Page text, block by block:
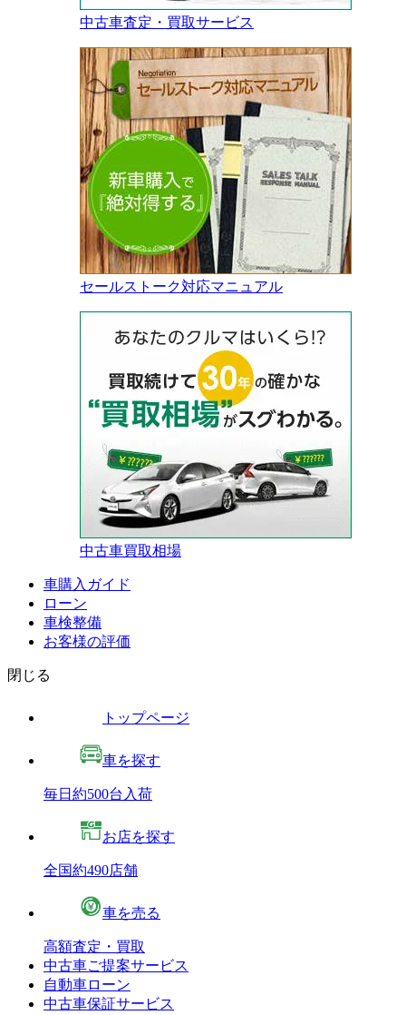
中古車査定・買取サービス
セールストーク対応マニュアル
中古車買取相場
車購入ガイド
ローン
車検整備
お客様の評価
閉じる
トップページ
車を探す
毎日約500台入荷
お店を探す
全国約490店舗
車を売る
高額査定・買取
中古車ご提案サービス
自動車ローン
中古車保証サービス